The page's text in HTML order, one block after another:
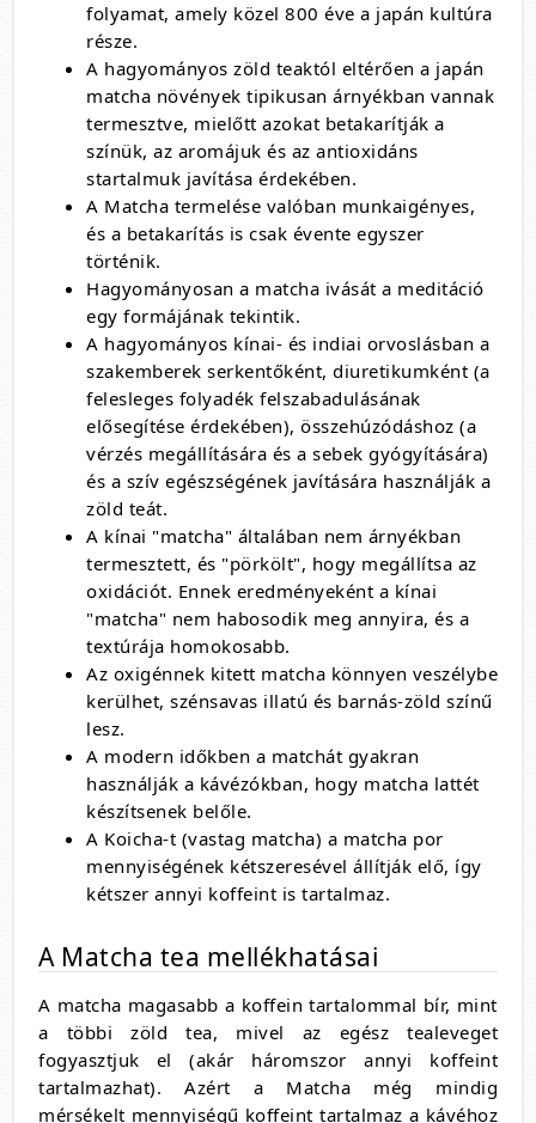
folyamat, amely közel 800 éve a japán kultúra
része.
A hagyományos zöld teaktól eltérően a japán
matcha növények tipikusan árnyékban vannak
termesztve, mielőtt azokat betakarítják a
színük, az aromájuk és az antioxidáns
startalmuk javítása érdekében.
A Matcha termelése valóban munkaigényes,
és a betakarítás is csak évente egyszer
történik.
Hagyományosan a matcha ivását a meditáció
egy formájának tekintik.
A hagyományos kínai- és indiai orvoslásban a
szakemberek serkentőként, diuretikumként (a
felesleges folyadék felszabadulásának
elősegítése érdekében), összehúzódáshoz (a
vérzés megállítására és a sebek gyógyítására)
és a szív egészségének javítására használják a
zöld teát.
A kínai "matcha" általában nem árnyékban
termesztett, és "pörkölt", hogy megállítsa az
oxidációt. Ennek eredményeként a kínai
"matcha" nem habosodik meg annyira, és a
textúrája homokosabb.
Az oxigénnek kitett matcha könnyen veszélybe
kerülhet, szénsavas illatú és barnás-zöld színű
lesz.
A modern időkben a matchát gyakran
használják a kávézókban, hogy matcha lattét
készítsenek belőle.
A Koicha-t (vastag matcha) a matcha por
mennyiségének kétszeresével állítják elő, így
kétszer annyi koffeint is tartalmaz.
A Matcha tea mellékhatásai
A matcha magasabb a koffein tartalommal bír, mint
a többi zöld tea, mivel az egész tealeveget
fogyasztjuk el (akár háromszor annyi koffeint
tartalmazhat). Azért a Matcha még mindig
mérsékelt mennyiségű koffeint tartalmaz a kávéhoz